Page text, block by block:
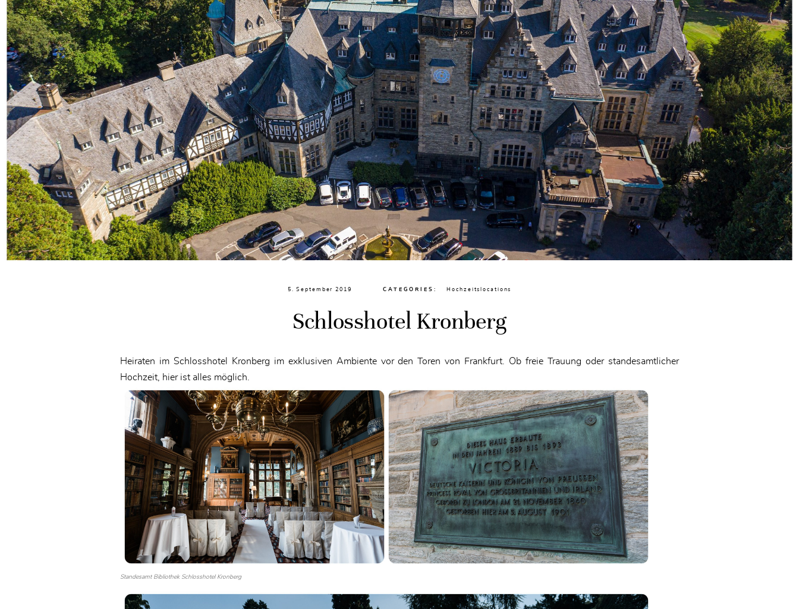
5. September 2019 CATEGORIES: Hochzeitslocations
Schlosshotel Kronberg
Heiraten im Schlosshotel Kronberg im exklusiven Ambiente vor den Toren von Frankfurt. Ob freie Trauung oder standesamtlicher
Hochzeit, hier ist alles möglich.
Standesamt Bibliothek Schlosshotel Kronberg